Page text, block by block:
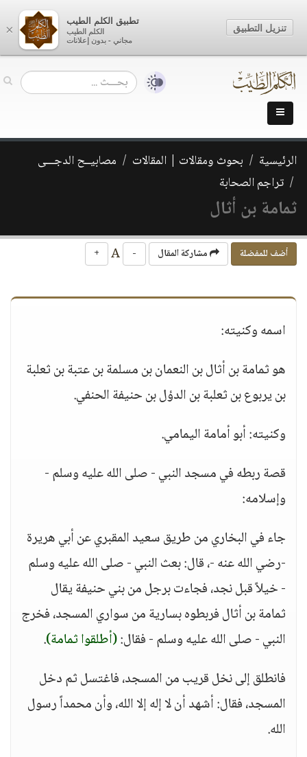
الرئيسية بحوث ومقالات | المقالات
مصابيــح الدجـــى
تراجم الصحابة
ثمامة بن أثال
أضف للمفضلة مشاركة المقال -
+
اسمه وكنيته:
هو ثمامة بن أثال بن النعمان بن مسلمة بن عتبة بن ثعلبة
بن يربوع بن ثعلبة بن الدؤل بن حنيفة الحنفي.
وكنيته: أبو أمامة اليمامي.
قصة ربطه في مسجد النبي - صلى الله عليه وسلم -
وإسلامه:
جاء في البخاري من طريق سعيد المقبري عن أبي هريرة
-رضي الله عنه -، قال: بعث النبي - صلى الله عليه وسلم
- خيلاً قبل نجد، فجاءت برجل من بني حنيفة يقال
ثمامة بن أثال فربطوه بسارية من سواري المسجد، فخرج
النبي - صلى الله عليه وسلم - فقال:(أطلقوا ثمامة).
فانطلق إلى نخل قريب من المسجد، فاغتسل ثم دخل
المسجد، فقال: أشهد أن لا إله إلا الله، وأن محمداً رسول
الله.
×
تطبيق الكلم الطيب
الكلم الطيب
مجاني - بدون إعلانات
تنزيل التطبيق